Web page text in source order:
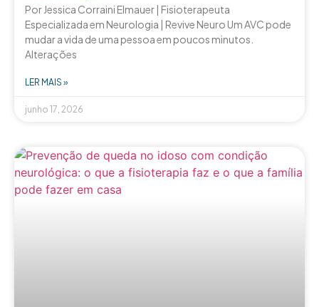
Por Jessica Corraini Elmauer | Fisioterapeuta
Especializada em Neurologia | Revive Neuro Um AVC pode
mudar a vida de uma pessoa em poucos minutos.
Alterações
LER MAIS »
junho 17, 2026